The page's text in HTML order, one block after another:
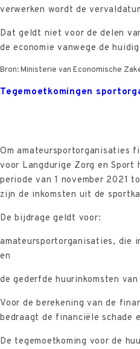
verwerken wordt de
Dat geldt niet voor de delen
de economie vanwege de
Bron: Ministerie van Economische
Tegemoetkomingen
Om amateursportorganisaties
voor Langdurige Zorg en
periode van 1 november 2021
zijn de inkomsten uit de
De bijdrage geldt voor:
amateursportorganisaties, die
en
de gederfde huurinkomsten
Voor de berekening van de
bedraagt de financiële schade
De tegemoetkoming voor de